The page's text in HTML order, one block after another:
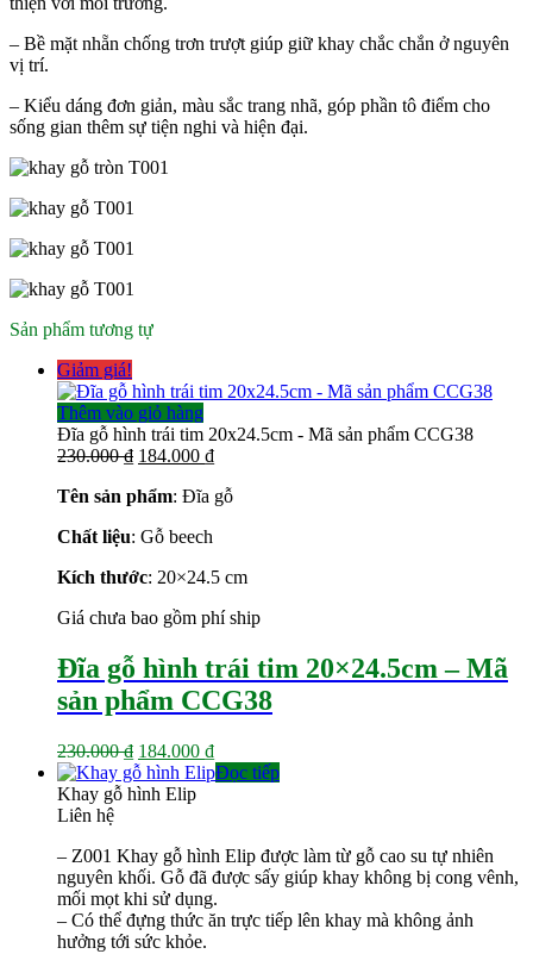
– Bề mặt nhẵn chống trơn trượt giúp giữ khay chắc chắn ở nguyên
vị trí.
– Kiểu dáng đơn giản, màu sắc trang nhã, góp phần tô điểm cho
sống gian thêm sự tiện nghi và hiện đại.
Sản phẩm tương tự
Giảm giá!
Thêm vào giỏ hàng
Đĩa gỗ hình trái tim 20x24.5cm - Mã sản phẩm CCG38
230.000₫ Giá
là:
184.000 ₫Giá
tại
Tên sản phẩm: Đĩa gỗ
Chất liệu: Gỗ beech
Kích thước: 20×24.5 cm
Giá chưa bao gồm phí ship
Đĩa gỗ hình trái tim 20×24.5cm – Mã
sản phẩm CCG38
230.000₫ Giá
gốc
là:
184.000 ₫Giá
hiện
Đọc tiếp
Khay gỗ hình Elip
Liên hệ
– Z001 Khay gỗ hình Elip được làm từ gỗ cao su tự nhiên
nguyên khối. Gỗ đã được sấy giúp khay không bị cong vênh,
mối mọt khi sử dụng.
– Có thể đựng thức ăn trực tiếp lên khay mà không ảnh
hưởng tới sức khỏe.